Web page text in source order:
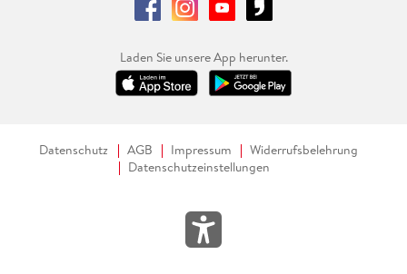
Laden Sie unsere App herunter.
Datenschutz AGB Impressum
Widerrufsbelehrung
Datenschutzeinstellungen